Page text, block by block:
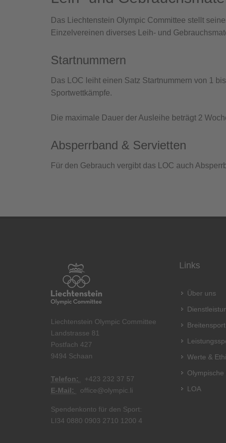
Das Liechtenstein Olympic Committee stellt
Einzelvereinen diverses Leih- und
Startnummern
Das LOC leiht einen Satz Startnummern von 1
Sportwettkämpfe.
Die maximale Dauer der Ausleihe beträgt 2
Absperrband & Servietten
Für den Gebrauch vergibt das LOC auch
Liechtenstein Olympic Committee
Landstrasse 81
Postfach 427
9494 Schaan
Telefon: +423 232 37 57
E-Mail:
office@olympic.li
Spendenkonto für den Sport:
LI34 0880 0903 2710 1200 4
Links
Über uns
Breitensport
Werte &
Olympische
LOA